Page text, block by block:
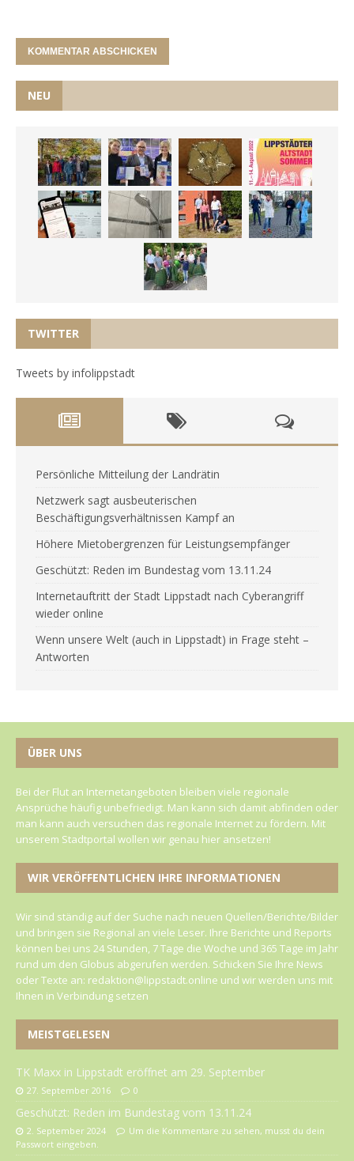
NEU
TWITTER
Tweets by infolippstadt
Persönliche Mitteilung der Landrätin
Netzwerk sagt ausbeuterischen
Beschäftigungsverhältnissen Kampf an
Höhere Mietobergrenzen für Leistungsempfänger
Geschützt: Reden im Bundestag vom 13.11.24
Internetauftritt der Stadt Lippstadt nach Cyberangriff
wieder online
Wenn unsere Welt (auch in Lippstadt) in Frage steht –
Antworten
ÜBER UNS
Bei der Flut an Internetangeboten bleiben viele regionale
Ansprüche häufig unbefriedigt. Man kann sich damit abfinden oder
man kann auch versuchen das regionale Internet zu fördern. Mit
unserem Stadtportal wollen wir genau hier ansetzen!
WIR VERÖFFENTLICHEN IHRE INFORMATIONEN
Wir sind ständig auf der Suche nach neuen Quellen/Berichte/Bilder
und bringen sie Regional an viele Leser. Ihre Berichte und Reports
können bei uns 24 Stunden, 7 Tage die Woche und 365 Tage im Jahr
rund um den Globus abgerufen werden. Schicken Sie Ihre News
oder Texte an: redaktion@lippstadt.online und wir werden uns mit
Ihnen in Verbindung setzen
MEISTGELESEN
TK Maxx in Lippstadt eröffnet am 29. September
27. September 2016 0
Geschützt: Reden im Bundestag vom 13.11.24
2. September 2024
Um die Kommentare zu sehen, musst du dein
Passwort eingeben.